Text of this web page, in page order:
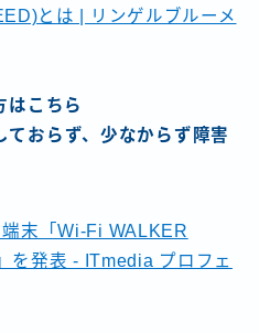
とは | リンゲルブルーメ
はこちら
おらず、少なからず障害
末「Wi-Fi WALKER
を発表 - ITmedia プロフェ